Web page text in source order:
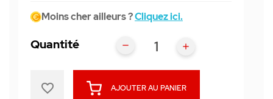
Moins cher ailleurs ?Cliquez ici.
Quantité
AJOUTER AU PANIER
favorite_border